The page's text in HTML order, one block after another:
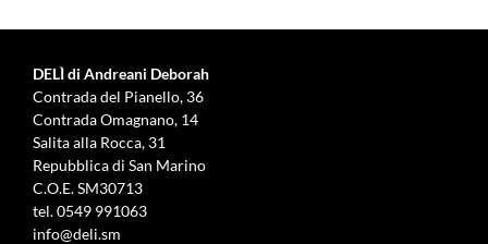
DELÌ di Andreani Deborah
Contrada del Pianello, 36
Contrada Omagnano, 14
Salita alla Rocca, 31
Repubblica di San Marino
C.O.E. SM30713
tel.0549 991063
info@deli.sm